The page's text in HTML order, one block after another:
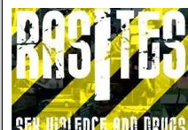
Just Like the Birds (Rootsy)
Steve Earle The Low
Highway (New West) Bob
Dylan Another Self Portrait
(Columbia) Halden Electric
Women (Rootsy) Rokia
Traoré Beautiful Africa